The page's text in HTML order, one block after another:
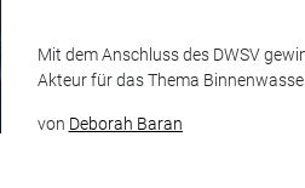
Mit dem Anschluss des DWSV
Akteur für das Thema
von Deborah Baran